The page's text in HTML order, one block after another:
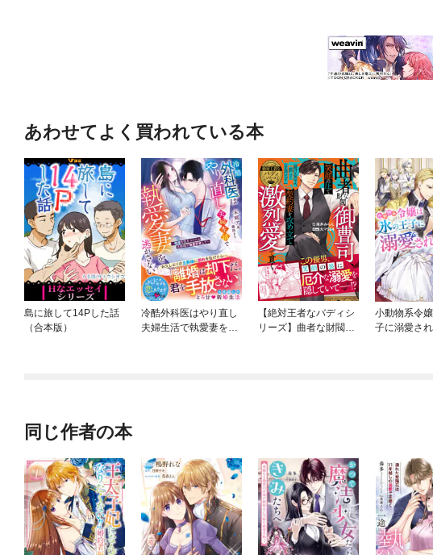
あわせてよく買われている本
島に旅して14Pした話
（合本版）
冷酷外科医はやり直し
夫婦生活で執愛妻を逃
【絶対王者なバディシ
リーズ】曲者な財閥御
小動物系令
子に溺愛さ
同じ作者の本